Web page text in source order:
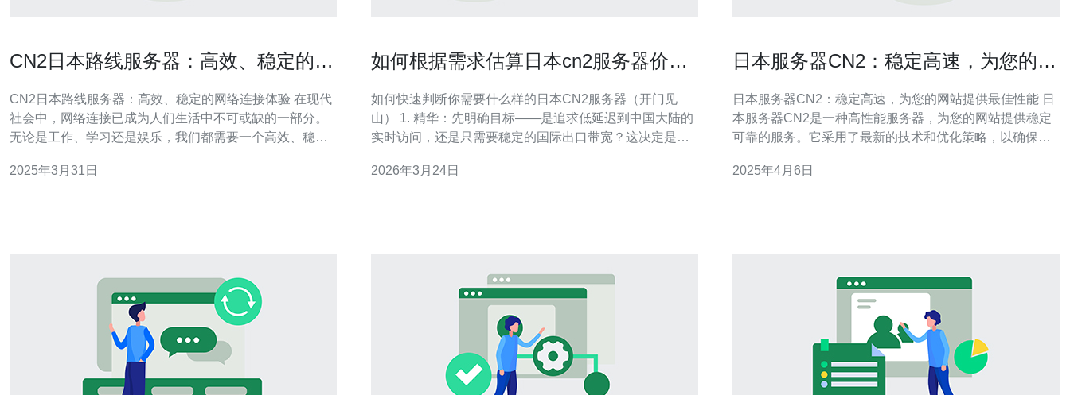
CN2日本路线服务器：高效、稳定的网
CN2日本路线服务器：高效、稳定的网络连接体验 在现代
社会中，网络连接已成为人们生活中不可或缺的一部分。
无论是工作、学习还是娱乐，我们都需要一个高效、稳定
一需求而设计的。 1. 高效性：CN2日本路线服务器采用了
2025年3月31日
如何根据需求估算日本cn2服务器价格
如何快速判断你需要什么样的日本CN2服务器（开门见
山） 1. 精华：先明确目标——是追求低延迟到中国大陆的
实时访问，还是只需要稳定的国际出口带宽？这决定是否
——初始采购或安装（CAPEX）、持续租用与带宽
2026年3月24日
日本服务器CN2：稳定高速，为您的网
日本服务器CN2：稳定高速，为您的网站提供最佳性能 日
本服务器CN2是一种高性能服务器，为您的网站提供稳定
可靠的服务。它采用了最新的技术和优化策略，以确保您
器CN2拥有强大的硬件和软件设施，能够处理大量的网络
2025年4月6日